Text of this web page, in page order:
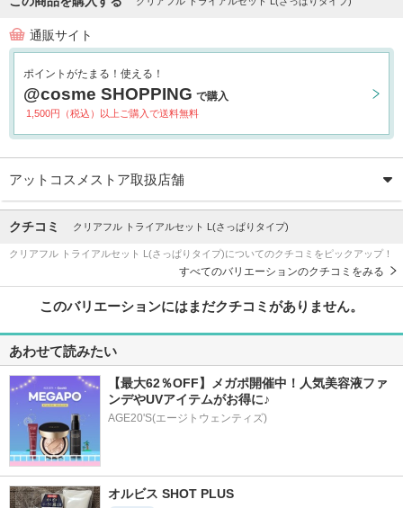
通販サイト
ポイントがたまる！使える！
@cosme SHOPPING で購入
1,500円（税込）以上ご購入で送料無料
アットコスメストア取扱店舗
クチコミ クリアフル トライアルセット L(さっぱりタイプ)
クリアフル トライアルセット L(さっぱりタイプ)についてのクチコミをピックアップ！
すべてのバリエーションのクチコミをみる
このバリエーションにはまだクチコミがありません。
あわせて読みたい
【最大62％OFF】メガポ開催中！人気美容液ファ
ンデやUVアイテムがお得に♪
AGE20'S(エージトウェンティズ)
オルビス SHOT PLUS